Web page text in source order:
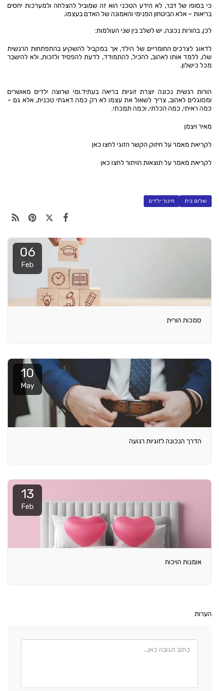
כי בסופו של דבר, לא הידע הטכני הוא זה שמוביל להצלחה ולמערכות יחסים
בריאות – אלא הביטחון הפנימי והאמונה של האדם בעצמו.
לכן, בהורות נכונה, יש לשלב בין שני העולמות:
לדאוג לצרכים החומריים של הילד, אך במקביל להשקיע בהתפתחות הרגשית
שלו, ללמד אותו לאהוב, להכיל, להתמודד, לדעת להפסיד ולזכות, ולא להישבר
מכל כישלון.
הורות רגשית נכונה יוצרת זוגיות בריאה בעתיד.ומי שרוצה ילדים מאושרים
ומסוגלים לאהוב, צריך לשאול את עצמו לא רק כמה דאגתי טכנית, אלא גם –
כמה ראיתי, כמה הכלתי, וכמה תמכתי.
מאיר ויצמן
לקריאת מאמר על חיזוק הקשר הזוגי לחצו כאן
לקריאת מאמר על תוצאות הויתור לחצו כאן
שלום בית חינוך ילדים
06
Feb
סמכות הורית
10
May
הדרך הנכונה לזוגיות רגועה
13
Feb
אומנות הויכוח
הערות